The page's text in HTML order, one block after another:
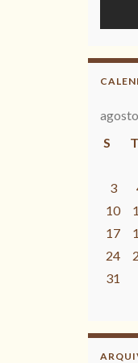
S
T
3
10
17
24
31